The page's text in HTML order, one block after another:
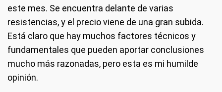
este mes. Se encuentra delante de varias
resistencias, y el precio viene de una gran subida.
Está claro que hay muchos factores técnicos y
fundamentales que pueden aportar conclusiones
mucho más razonadas, pero esta es mi humilde
opinión.